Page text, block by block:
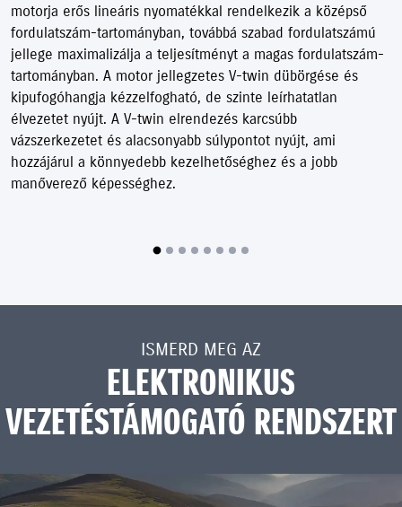
motorja erős lineáris nyomatékkal rendelkezik a középső
fordulatszám-tartományban, továbbá szabad fordulatszámú
jellege maximalizálja a teljesítményt a magas fordulatszám-
tartományban. A motor jellegzetes V-twin dübörgése és
kipufogóhangja kézzelfogható, de szinte leírhatatlan
élvezetet nyújt. A V-twin elrendezés karcsúbb
vázszerkezetet és alacsonyabb súlypontot nyújt, ami
hozzájárul a könnyedebb kezelhetőséghez és a jobb
manőverező képességhez.
ISMERD MEG AZ
ELEKTRONIKUS
VEZETÉSTÁMOGATÓ RENDSZERT